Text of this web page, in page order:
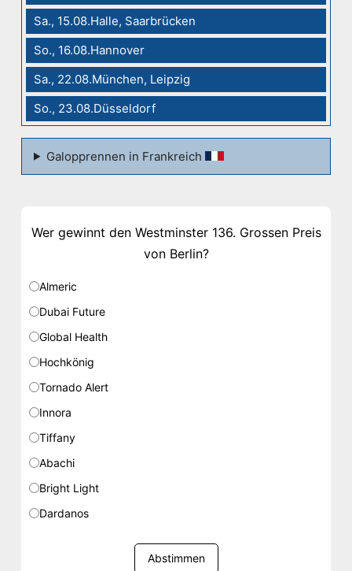
Sa., 15.08.Halle, Saarbrücken
So., 16.08.Hannover
Sa., 22.08.München, Leipzig
So., 23.08.Düsseldorf
Galopprennen in Frankreich
Wer gewinnt den Westminster 136. Grossen Preis
von Berlin?
Almeric
Dubai Future
Global Health
Hochkönig
Tornado Alert
Innora
Tiffany
Abachi
Bright Light
Dardanos
Abstimmen